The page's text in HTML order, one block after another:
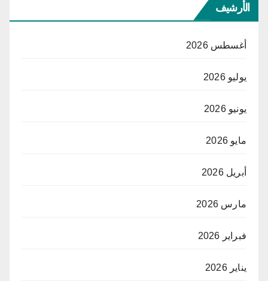
الأرشيف
أغسطس 2026
يوليو 2026
يونيو 2026
مايو 2026
أبريل 2026
مارس 2026
فبراير 2026
يناير 2026